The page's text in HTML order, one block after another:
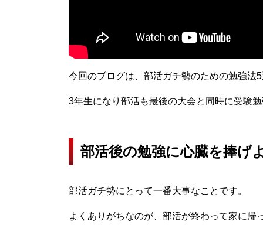
今回のブログは、部活ガチ勢のための勉強法
3年生になり部活も最後の大会と同時に受験
部活後の勉強に心臓を捧げ
部活ガチ勢にとって一番大事なことです。
よくありがちなのが、部活が終わって家に帰